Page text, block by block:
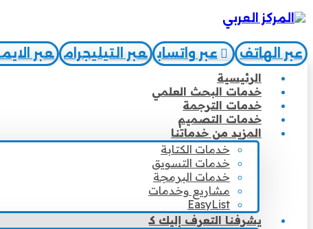
عبر الهاتف عبر واتساب عبر التيليجرام عبر
الرئيسية
خدمات البحث العلمي
خدمات الترجمة
خدمات التصميم
المزيد من خدماتنا
خدمات الكتابة
خدمات التسويق
خدمات البرمجة
مشاريع وخدمات
EasyList
يشرفنا التعرف إليك كـ